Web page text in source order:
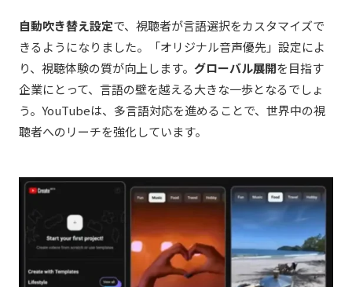
自動吹き替え設定で、視聴者が言語選択をカスタマイズで
きるようになりました。「オリジナル音声優先」設定によ
り、視聴体験の質が向上します。 グローバル展開を目指す
企業にとって、言語の壁を越える大きな一歩となるでしょ
う。YouTubeは、多言語対応を進めることで、世界中の視
聴者へのリーチを強化しています。